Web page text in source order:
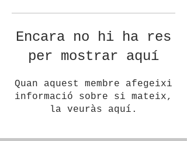
Encara no hi ha res
per mostrar aquí
Quan aquest membre afegeixi
informació sobre si mateix,
la veuràs aquí.